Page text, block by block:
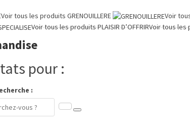
Voir tous les produits GRENOUILLERE Voir
Voir tous les produitsPLAISIR D’OFFRIRVoir tous
pour :
: